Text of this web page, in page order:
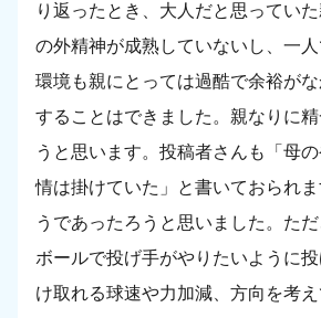
り返ったとき、大人だと思ってい
の外精神が成熟していないし、一
環境も親にとっては過酷で余裕が
することはできました。親なりに
うと思います。投稿者さんも「母
情は掛けていた」と書いておられ
うであったろうと思いました。た
ボールで投げ手がやりたいように
け取れる球速や力加減、方向を考